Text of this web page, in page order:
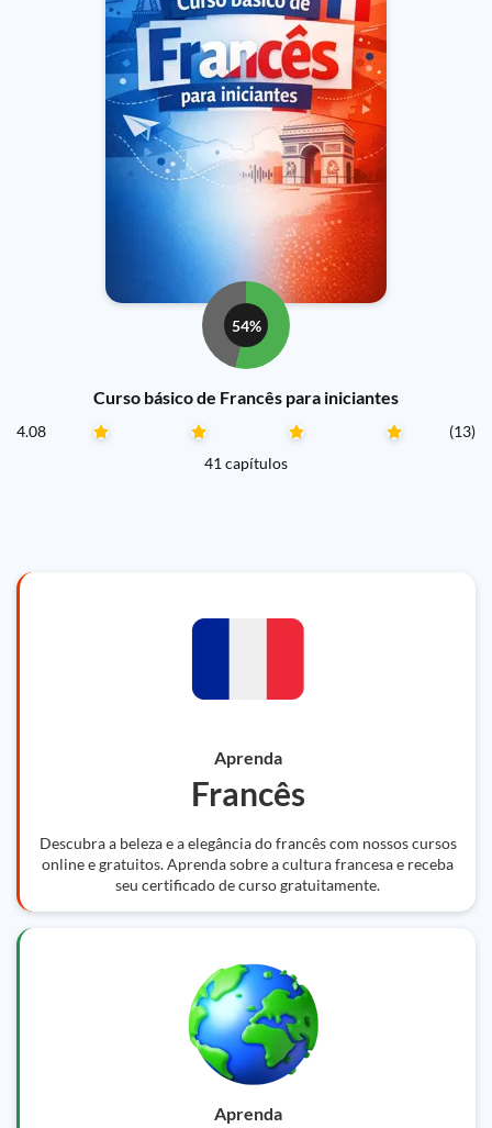
54%
Curso básico de Francês para iniciantes
4.08
(13)
41 capítulos
Aprenda
Francês
Descubra a beleza e a elegância do francês com nossos cursos
online e gratuitos. Aprenda sobre a cultura francesa e receba
seu certificado de curso gratuitamente.
Aprenda